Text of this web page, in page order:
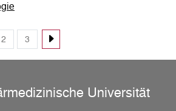
Zentrum für Pferde
2 3
Universität